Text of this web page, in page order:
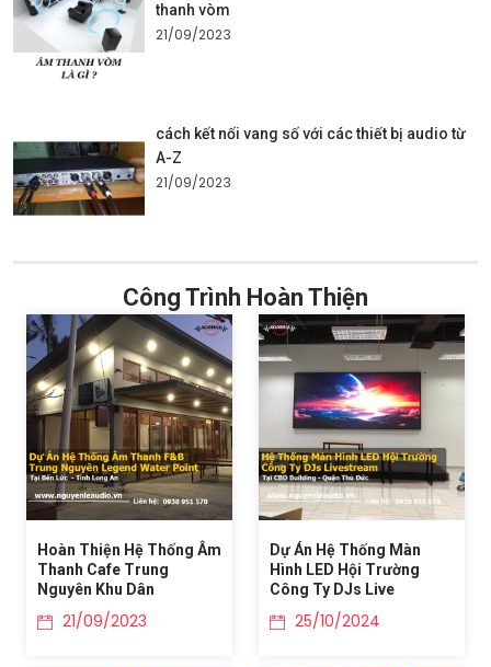
thanh vòm
21/09/2023
cách kết nối vang số với các thiết bị audio từ
A-Z
21/09/2023
Công Trình Hoàn Thiện
Hoàn Thiện Hệ Thống Âm
Thanh Cafe Trung
Nguyên Khu Dân
21/09/2023
Dự Án Hệ Thống Màn
Hình LED Hội Trường
Công Ty DJs Live
25/10/2024